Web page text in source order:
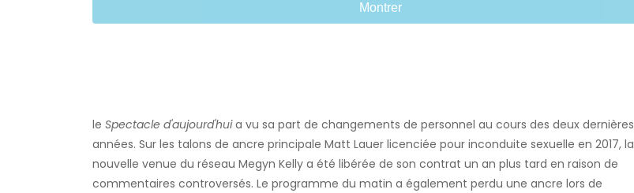
Montrer
le Spectacle d'aujourd'huia vu sa part de changements de personnel au cours des deux dernières
années. Sur les talons de ancre principale Matt Lauer licenciée pour inconduite sexuelle en 2017, la
nouvelle venue du réseau Megyn Kelly a été libérée de son contrat un an plus tard en raison de
commentaires controversés. Le programme du matin a également perdu une ancre lors de